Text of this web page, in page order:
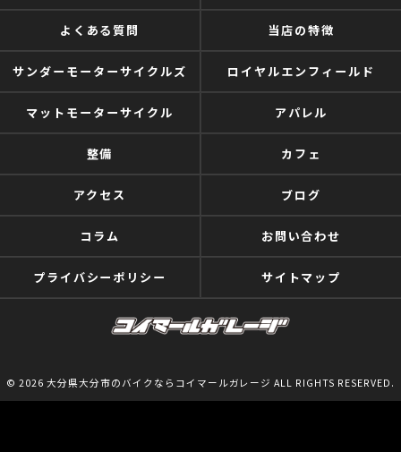
よくある質問 当店の特徴
サンダーモーターサイクルズ ロイヤルエンフィールド
マットモーターサイクル アパレル
整備 カフェ
アクセス ブログ
コラム お問い合わせ
プライバシーポリシー サイトマップ
© 2026 大分県大分市のバイクならコイマールガレージ ALL RIGHTS RESERVED.